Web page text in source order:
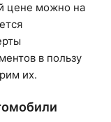
цене можно на
в пользу
их.